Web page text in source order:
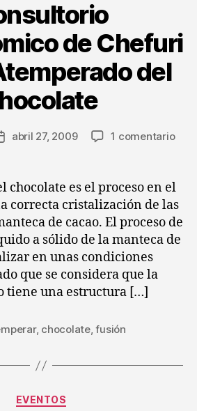
de Chefuri
del
abril 27, 2009 1 comentarioen
de
:
chocolate es el proceso en el
correcta cristalización de las
de cacao. El proceso de
a sólido de la manteca de
en unas condiciones
que se considera que la
tiene una estructura […]
, chocolate,fusión
Categorías
EVENTOS